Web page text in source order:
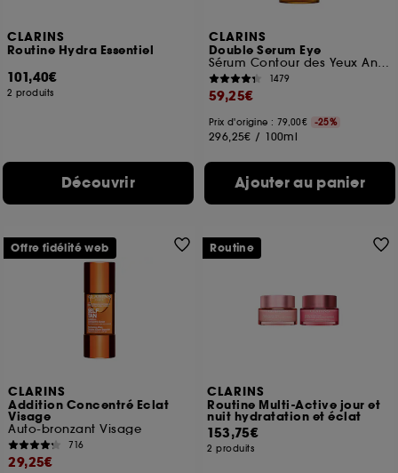
CLARINS
Routine Hydra Essentiel
101,40€
2 produits
Découvrir
CLARINS
Double Serum Eye
Sérum Contour des Yeux Anti-Âge
1479
59,25€
Prix d'origine : 79,00€ -25%
296,25€ / 100ml
Ajouter au panier
CLARINS
Addition Concentré Eclat
Visage
Auto-bronzant Visage
716
29,25€
Offre fidélité web
CLARINS
Routine Multi-Active jour et
nuit hydratation et éclat
153,75€
2 produits
Routine